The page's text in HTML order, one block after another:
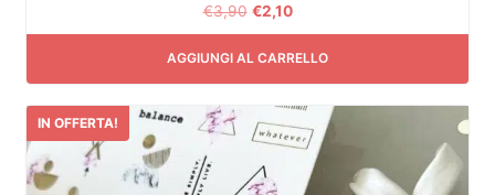
€3,90 €2,10
AGGIUNGI AL CARRELLO
IN OFFERTA!